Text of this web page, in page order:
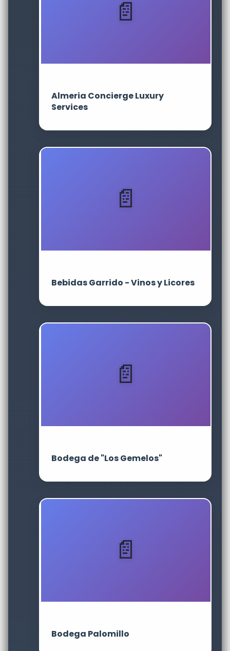
Almeria Concierge Luxury
Services
Bebidas Garrido - Vinos y Licores
Bodega de "Los Gemelos"
Bodega Palomillo